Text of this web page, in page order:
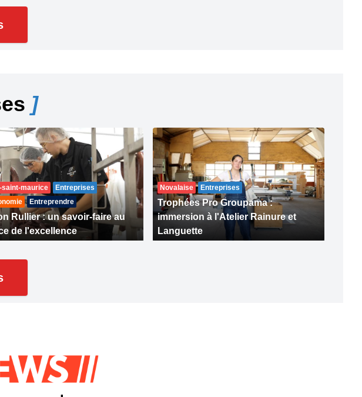
]
saint-maurice
Entreprises
Entreprendre
Rullier : un savoir-faire au
de l'excellence
Novalaise Entreprises
Trophées Pro Groupama :
immersion à l'Atelier Rainure et
Languette